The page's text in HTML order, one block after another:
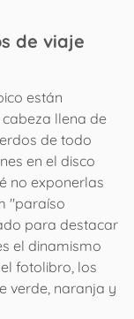
de viaje
están
llena de
de todo
en el disco
no exponerlas
"paraíso
para destacar
el dinamismo
fotolibro, los
verde, naranja y